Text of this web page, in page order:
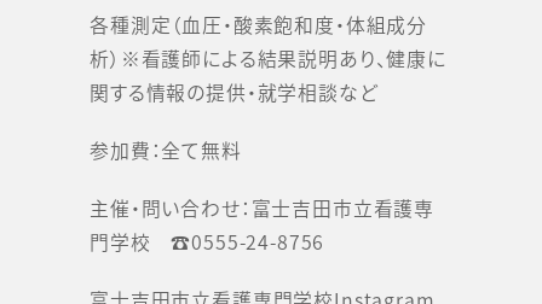
各種測定（血圧・酸素飽和度・体組成分
析）※看護師による結果説明あり、健康に
関する情報の提供・就学相談など
参加費：全て無料
主催・問い合わせ：富士吉田市立看護専
門学校 ☎0555-24-8756